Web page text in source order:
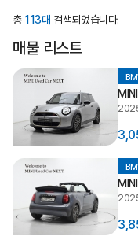
총113대 검색되었습니다.
매물 리스트